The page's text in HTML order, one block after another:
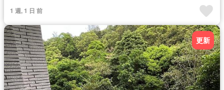
1 週, 1 日 前
更新